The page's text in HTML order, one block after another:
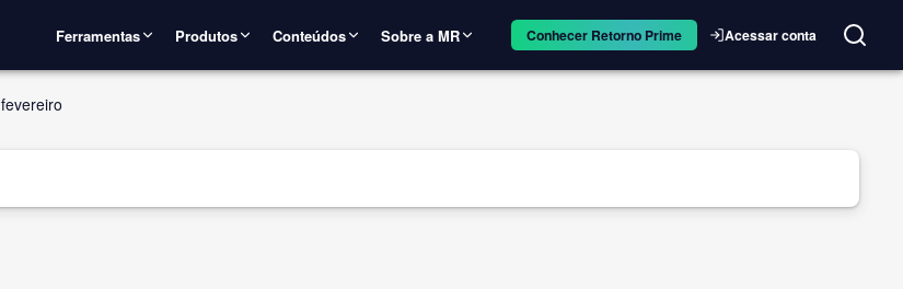
Ferramentas Produtos Conteúdos Sobre a MR Conhecer Retorno Prime Acessar conta
fevereiro